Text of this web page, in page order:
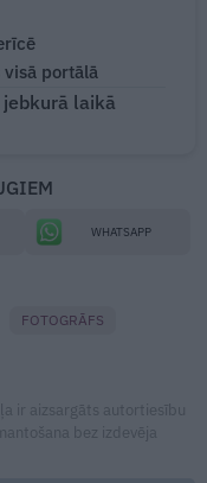
portālā
laikā
WHATSAPP
FOTOGRĀFS
ir aizsargāts autortiesību
bez izdevēja